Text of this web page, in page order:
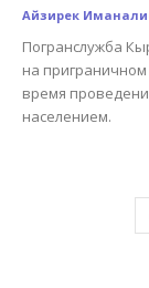
Айзирек
Погранслужба
на приграничном
время
населением.